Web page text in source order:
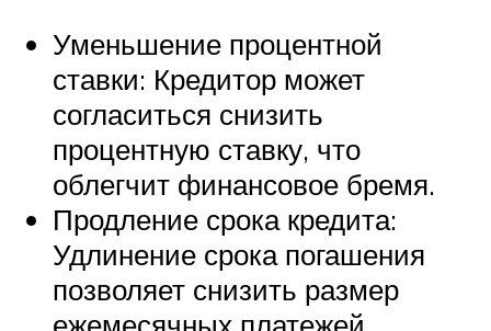
Уменьшение процентной
ставки: Кредитор может
согласиться снизить
процентную ставку, что
облегчит финансовое бремя.
Продление срока кредита:
Удлинение срока погашения
позволяет снизить размер